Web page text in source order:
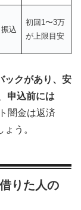
込
初回1〜3万
が上限目安
ックがあり、安
申込前には
闇金は返済
う。
りた人の